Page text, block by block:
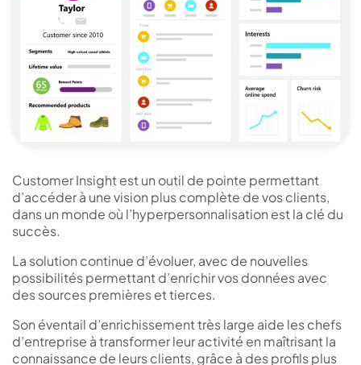
Customer Insight est un outil de pointe permettant
d’accéder à une vision plus complète de vos clients,
dans un monde où l’hyperpersonnalisation est la clé du
succès.
La solution continue d’évoluer, avec de nouvelles
possibilités permettant d’enrichir vos données avec
des sources premières et tierces.
Son éventail d’enrichissement très large aide les chefs
d’entreprise à transformer leur activité en maîtrisant la
connaissance de leurs clients, grâce à des profils plus